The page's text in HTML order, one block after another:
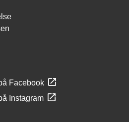
Facebook
Instagram